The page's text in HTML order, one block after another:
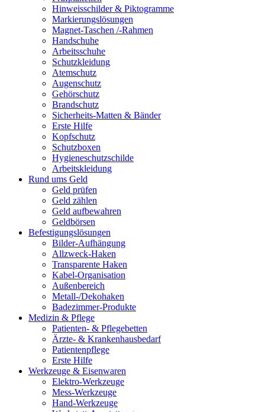
Hinweisschilder & Piktogramme
Markierungslösungen
Magnet-Taschen /-Rahmen
Handschuhe
Arbeitsschuhe
Schutzkleidung
Atemschutz
Augenschutz
Gehörschutz
Brandschutz
Sicherheits-Matten & Bänder
Erste Hilfe
Kopfschutz
Schutzboxen
Hygieneschutzschilde
Arbeitskleidung
Rund ums Geld
Geld prüfen
Geld zählen
Geld aufbewahren
Geldbörsen
Befestigungslösungen
Bilder-Aufhängung
Allzweck-Haken
Transparente Haken
Kabel-Organisation
Außenbereich
Metall-/Dekohaken
Badezimmer-Produkte
Medizin & Pflege
Patienten- & Pflegebetten
Ärzte- & Krankenhausbedarf
Patientenpflege
Erste Hilfe
Werkzeuge & Eisenwaren
Elektro-Werkzeuge
Mess-Werkzeuge
Hand-Werkzeuge